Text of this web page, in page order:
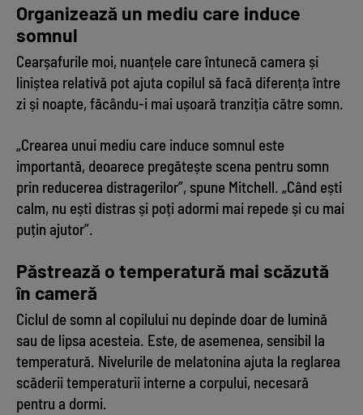
Organizează un mediu care induce
somnul
Cearșafurile moi, nuanțele care întunecă camera și
liniștea relativă pot ajuta copilul să facă diferența între
zi și noapte, făcându-i mai ușoară tranziția către somn.
„Crearea unui mediu care induce somnul este
importantă, deoarece pregătește scena pentru somn
prin reducerea distragerilor”, spune Mitchell. „Când ești
calm, nu ești distras și poți adormi mai repede și cu mai
puțin ajutor”.
Păstrează o temperatură mai scăzută
în cameră
Ciclul de somn al copilului nu depinde doar de lumină
sau de lipsa acesteia. Este, de asemenea, sensibil la
temperatură. Nivelurile de melatonina ajuta la reglarea
scăderii temperaturii interne a corpului, necesară
pentru a dormi.